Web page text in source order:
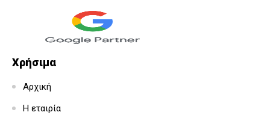
Χρήσιμα
Αρχική
Η εταιρία